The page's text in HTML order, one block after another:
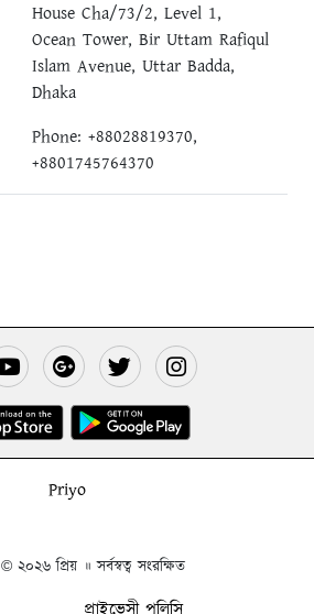
House Cha/73/2, Level 1,
Ocean Tower, Bir Uttam Rafiqul
Islam Avenue, Uttar Badda,
Dhaka
Phone: +88028819370,
+8801745764370
Priyo
© ২০২৬ প্রিয় ॥ সর্বস্বত্ব সংরক্ষিত